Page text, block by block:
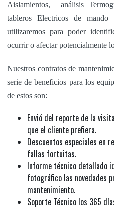
Aislamientos, análisis
tableros Electricos de
utilizaremos para poder
ocurrir o afectar potencialmente
Nuestros contratos de
serie de beneficios para los
de estos son:
Envió del reporte de la
que el cliente prefiera.
Descuentos especiales en
fallas fortuitas.
Informe técnico detallado
fotográfico las novedades
mantenimiento.
Soporte Técnico los 365